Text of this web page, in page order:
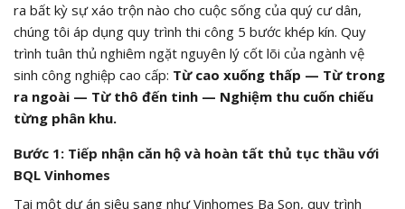
ra bất kỳ sự xáo trộn nào cho cuộc sống của quý cư dân,
chúng tôi áp dụng quy trình thi công 5 bước khép kín. Quy
trình tuân thủ nghiêm ngặt nguyên lý cốt lõi của ngành vệ
sinh công nghiệp cao cấp: Từ cao xuống thấp — Từ trong
ra ngoài — Từ thô đến tinh — Nghiệm thu cuốn chiếu
từng phân khu.
Bước 1: Tiếp nhận căn hộ và hoàn tất thủ tục thầu với
BQL Vinhomes
Tại một dự án siêu sang như Vinhomes Ba Son, quy trình